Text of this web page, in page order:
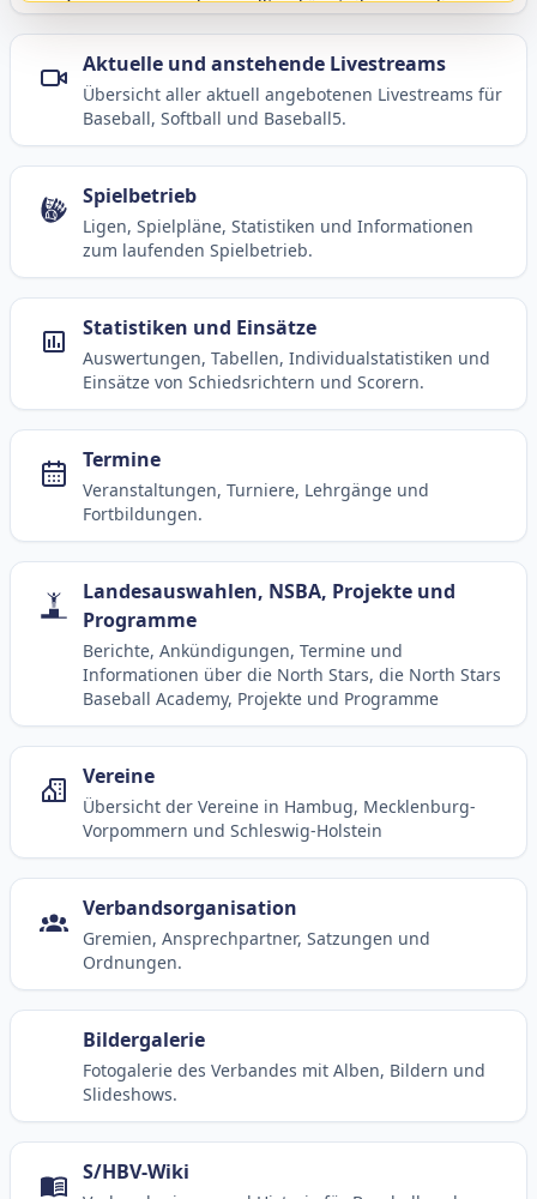
Aktuelle und anstehende Livestreams
Übersicht aller aktuell angebotenen Livestreams für
Baseball, Softball und Baseball5.
Spielbetrieb
Ligen, Spielpläne, Statistiken und Informationen
zum laufenden Spielbetrieb.
Statistiken und Einsätze
Auswertungen, Tabellen, Individualstatistiken und
Einsätze von Schiedsrichtern und Scorern.
Termine
Veranstaltungen, Turniere, Lehrgänge und
Fortbildungen.
Landesauswahlen, NSBA, Projekte und
Programme
Berichte, Ankündigungen, Termine und
Informationen über die North Stars, die North Stars
Baseball Academy, Projekte und Programme
Vereine
Übersicht der Vereine in Hambug, Mecklenburg-
Vorpommern und Schleswig-Holstein
Verbandsorganisation
Gremien, Ansprechpartner, Satzungen und
Ordnungen.
Bildergalerie
Fotogalerie des Verbandes mit Alben, Bildern und
Slideshows.
S/HBV-Wiki
Anregungen geben sollte, könnt ihr uns diese
gerne an die Verbandsadresseinfo@shbvnet.de
schicken.